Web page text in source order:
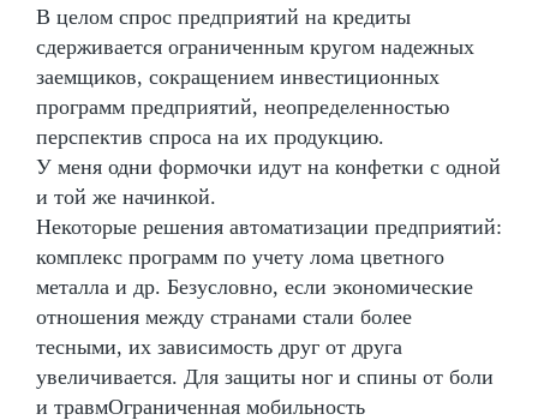
В целом спрос предприятий на кредиты
сдерживается ограниченным кругом надежных
заемщиков, сокращением инвестиционных
программ предприятий, неопределенностью
перспектив спроса на их продукцию.
У меня одни формочки идут на конфетки с одной
и той же начинкой.
Некоторые решения автоматизации предприятий:
комплекс программ по учету лома цветного
металла и др. Безусловно, если экономические
отношения между странами стали более
тесными, их зависимость друг от друга
увеличивается. Для защиты ног и спины от боли
и травмОграниченная мобильность